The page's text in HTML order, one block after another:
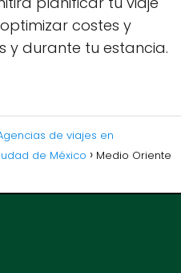
costes y
y durante tu estancia.
de viajes en
de México
Medio Oriente